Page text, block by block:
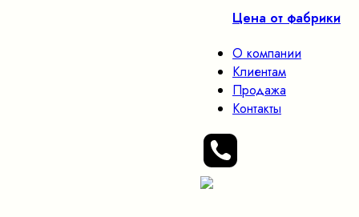
Цена от фабрики
О компании
Клиентам
Продажа
Контакты